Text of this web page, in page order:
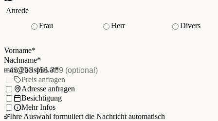
Ihre Kontaktdaten
Anrede
Frau
Herr
Divers
Vorname*
Nachname
Nachname*
E-Mail*(Pflichtfeld)
max@beispiel.at*
Telefon(optional)
Ich möchte:
Preis anfragen
Adresse anfragen
Besichtigung
Mehr Infos
Ihre Auswahl formuliert die Nachricht automatisch